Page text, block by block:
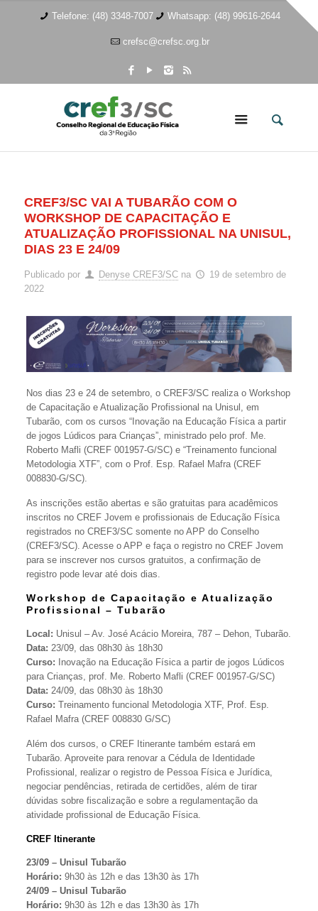
Telefone: (48) 3348-7007 Whatsapp: (48) 99616-2644
crefsc@crefsc.org.br
CREF3/SC VAI A TUBARÃO COM O
WORKSHOP DE CAPACITAÇÃO E
ATUALIZAÇÃO PROFISSIONAL NA UNISUL,
DIAS 23 E 24/09
Publicado por Denyse CREF3/SC na
19 de setembro de
2022
Nos dias 23 e 24 de setembro, o CREF3/SC realiza o Workshop
de Capacitação e Atualização Profissional na Unisul, em
Tubarão, com os cursos “Inovação na Educação Física a partir
de jogos Lúdicos para Crianças”, ministrado pelo prof. Me.
Roberto Mafli (CREF 001957-G/SC) e “Treinamento funcional
Metodologia XTF”, com o Prof. Esp. Rafael Mafra (CREF
008830-G/SC).
As inscrições estão abertas e são gratuitas para acadêmicos
inscritos no CREF Jovem e profissionais de Educação Física
registrados no CREF3/SC somente no APP do Conselho
(CREF3/SC). Acesse o APP e faça o registro no CREF Jovem
para se inscrever nos cursos gratuitos, a confirmação de
registro pode levar até dois dias.
Workshop de Capacitação e Atualização
Profissional – Tubarão
Local: Unisul – Av. José Acácio Moreira, 787 – Dehon, Tubarão.
Data: 23/09, das 08h30 às 18h30
Curso:
Inovação na Educação Física a partir de jogos Lúdicos
para Crianças, prof. Me. Roberto Mafli (CREF 001957-G/SC)
Data: 24/09, das 08h30 às 18h30
Curso:Treinamento funcional Metodologia XTF, Prof. Esp.
Rafael Mafra (CREF 008830 G/SC)
Além dos cursos, o CREF Itinerante também estará em
Tubarão. Aproveite para renovar a Cédula de Identidade
Profissional, realizar o registro de Pessoa Física e Jurídica,
negociar pendências, retirada de certidões, além de tirar
dúvidas sobre fiscalização e sobre a regulamentação da
atividade profissional de Educação Física.
CREF Itinerante
23/09 – Unisul Tubarão
Horário:9h30 às 12h e das 13h30 às 17h
24/09 – Unisul Tubarão
Horário: 9h30 às 12h e das 13h30 às 17h